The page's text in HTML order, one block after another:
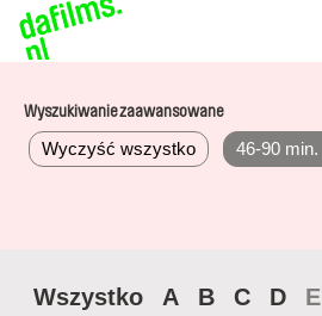
Wyszukiwanie zaawansowane
Wyczyść wszystko 46-90 min.
Wszystko A B C D E